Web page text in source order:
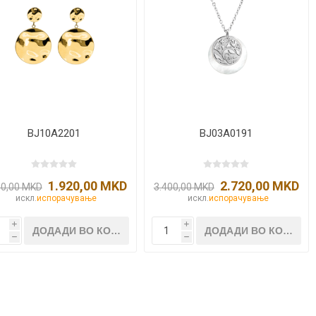
BJ10A2201
MKD 1.920,00 MKD
искл.испорачување
i
h
BJ03A0191
3.400,00 MKD 2.720,00 MKD
искл.испорачување
i
h